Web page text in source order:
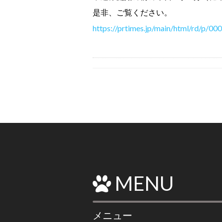
是非、ご覧ください。
https://prtimes.jp/main/html/rd/p/
MENU
メニュー